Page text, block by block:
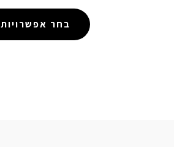
בחר אפשרויות